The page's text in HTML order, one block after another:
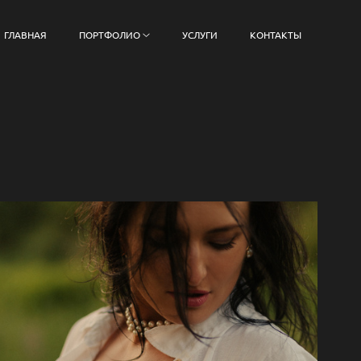
ГЛАВНАЯ ПОРТФОЛИО УСЛУГИ КОНТАКТЫ